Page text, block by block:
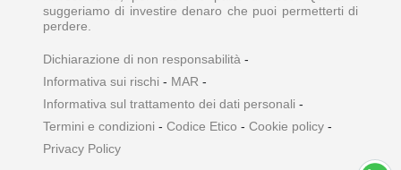
suggeriamo di investire denaro che puoi permetterti di
perdere.
Dichiarazione di non responsabilità -
Informativa sui rischi - MAR -
Informativa sul trattamento dei dati personali -
Termini e condizioni - Codice Etico - Cookie policy -
Privacy Policy